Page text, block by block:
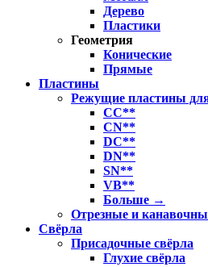
Дерево
Пластики
Геометрия
Конические
Прямые
Пластины
Режущие пластины
CC**
CN**
DC**
DN**
SN**
VB**
Больше →
Отрезные и
Свёрла
Присадочные свёрла
Глухие свёрла